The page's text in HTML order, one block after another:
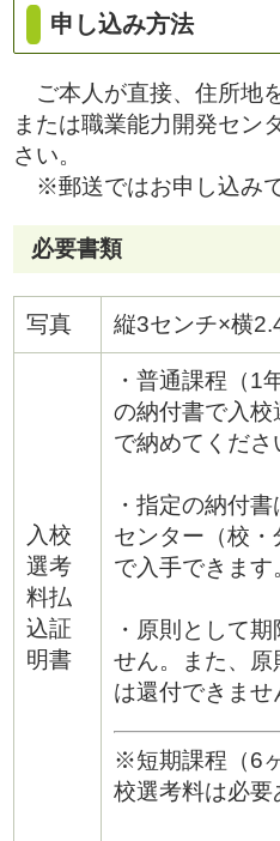
申し込み方法
ご本人が直接、住所地
または職業能力開発セン
さい。
※郵送ではお申し込みで
必要書類
写真 縦3センチ×横
入校
選考
料払
込証
明書
・普通課程（1
の納付書で入
で納
・指定の納付
センター（校
で入手できます
・原則として
せん。また、
は還付できませ
※短期課程（6
校選考料は必要